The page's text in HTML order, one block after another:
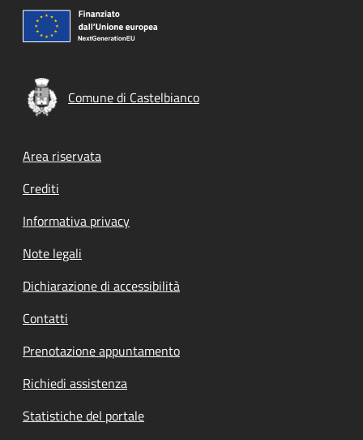
Comune di Castelbianco
Footer menu
Area riservata
Crediti
Informativa privacy
Note legali
Dichiarazione di accessibilità
Contatti
Prenotazione appuntamento
Richiedi assistenza
Statistiche del portale